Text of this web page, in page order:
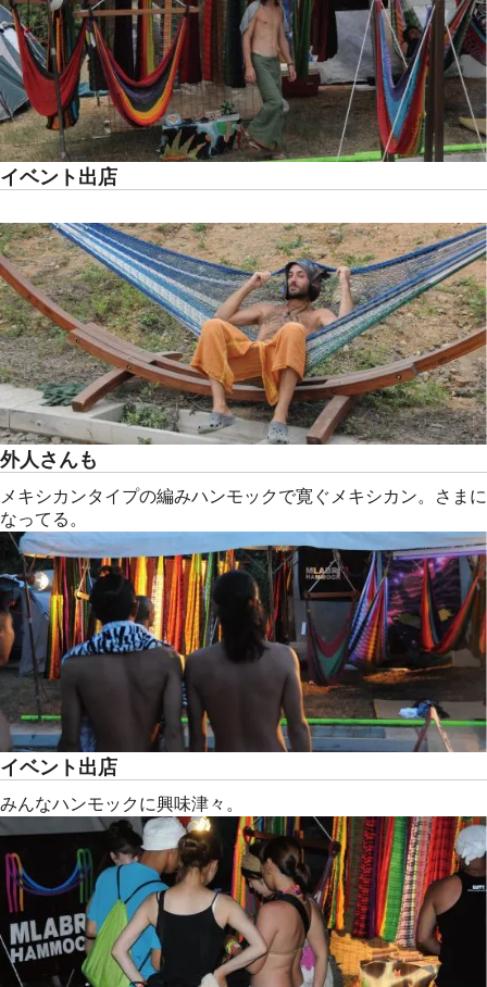
イベント出店
外人さんも
メキシカンタイプの編みハンモックで寛ぐメキシカン。さまに
なってる。
イベント出店
みんなハンモックに興味津々。